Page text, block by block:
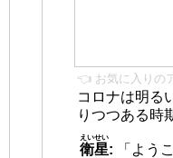
👈 お気に入りの
コロナは明る
りつつある時
衛星
えいせい
:
「よう